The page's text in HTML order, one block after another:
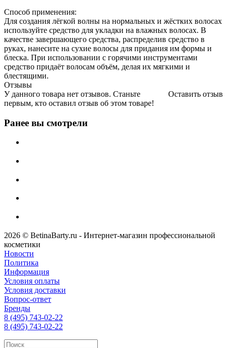
Способ применения:
Для создания лёгкой волны на нормальных и жёстких волосах
используйте средство для укладки на влажных волосах. В
качестве завершающего средства, распределив средство в
руках, нанесите на сухие волосы для придания им формы и
блеска. При использовании с горячими инструментами
средство придаёт волосам объём, делая их мягкими и
блестящими.
Отзывы
Оставить отзыв
У данного товара нет отзывов. Станьте
первым, кто оставил отзыв об этом товаре!
Ранее вы смотрели
2026 © BetinaBarty.ru - Интернет-магазин профессиональной
косметики
Новости
Политика
Информация
Условия оплаты
Условия доставки
Вопрос-ответ
Бренды
8 (495) 743-02-22
8 (495) 743-02-22